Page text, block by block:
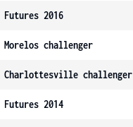
Futures 2016
Morelos challenger
Charlottesville challenger
Futures 2014